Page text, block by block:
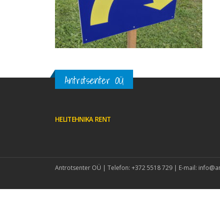
Antrotsenter OÜ
HELITEHNIKA RENT
Antrotsenter OÜ | Telefon: +372 5518 729 | E-mail: